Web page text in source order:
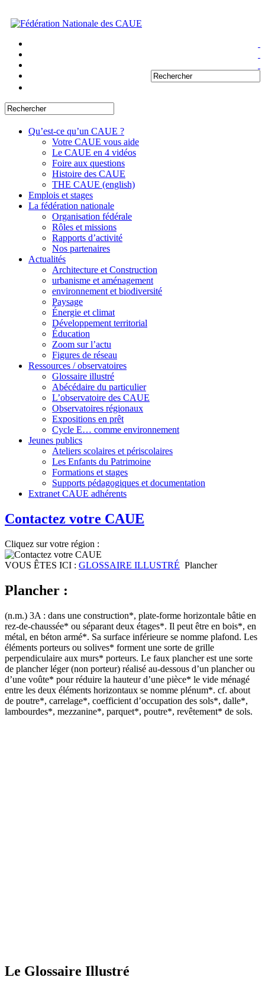
Qu’est-ce qu’un CAUE ?
Votre CAUE vous aide
Le CAUE en 4 vidéos
Foire aux questions
Histoire des CAUE
THE CAUE (english)
Emplois et stages
La fédération nationale
Organisation fédérale
Rôles et missions
Rapports d’activité
Nos partenaires
Actualités
Architecture et Construction
urbanisme et aménagement
environnement et biodiversité
Paysage
Énergie et climat
Développement territorial
Éducation
Zoom sur l’actu
Figures de réseau
Ressources / observatoires
Glossaire illustré
Abécédaire du particulier
L’observatoire des CAUE
Observatoires régionaux
Expositions en prêt
Cycle E… comme environnement
Jeunes publics
Ateliers scolaires et périscolaires
Les Enfants du Patrimoine
Formations et stages
Supports pédagogiques et documentation
Extranet CAUE adhérents
Contactez votre CAUE
Cliquez sur votre région :
VOUS ÊTES ICI : GLOSSAIRE ILLUSTRÉ Plancher
Plancher :
(n.m.) 3A : dans une construction*, plate-forme horizontale bâtie en
rez-de-chaussée* ou séparant deux étages*. Il peut être en bois*, en
métal, en béton armé*. Sa surface inférieure se nomme plafond. Les
éléments porteurs ou solives* forment une sorte de grille
perpendiculaire aux murs* porteurs. Le faux plancher est une sorte
de plancher léger (non porteur) réalisé au-dessous d’un plancher ou
d’une voûte* pour réduire la hauteur d’une pièce* le vide ménagé
entre les deux éléments horizontaux se nomme plénum*. cf. about
de poutre*, carrelage*, coefficient d’occupation des sols*, dalle*,
lambourdes*, mezzanine*, parquet*, poutre*, revêtement* de sols.
Le Glossaire Illustré